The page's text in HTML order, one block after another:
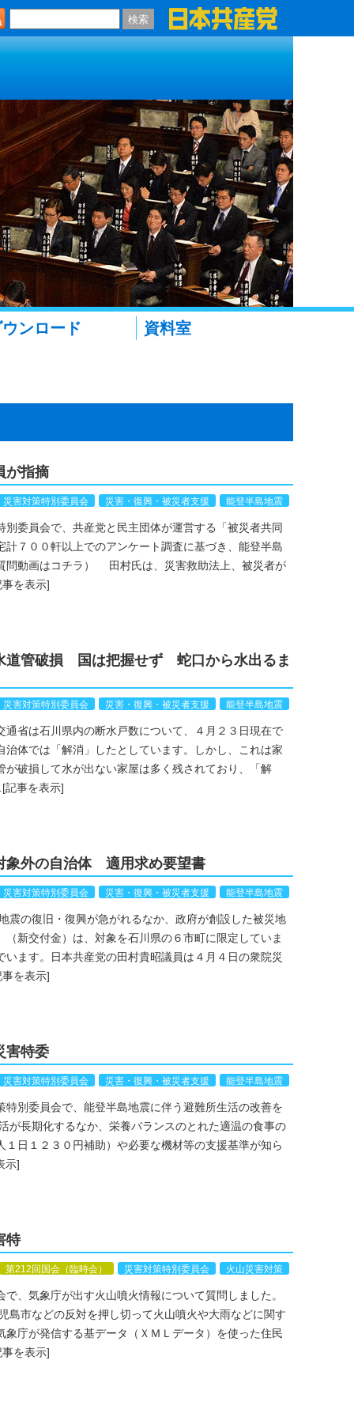
検索
ンロード 資料室
指摘
災害対策特別委員会 災害・復興・被災者支援 能登半島地震
委員会で、共産党と民主団体が運営する「被災者共同
７００軒以上でのアンケート調査に基づき、能登半島
問動画はコチラ） 田村氏は、災害救助法上、被災者が
を表示]
管破損 国は把握せず 蛇口から水出るま
災害対策特別委員会 災害・復興・被災者支援 能登半島地震
省は石川県内の断水戸数について、４月２３日現在で
体では「解消」したとしています。しかし、これは家
破損して水が出ない家屋は多く残されており、「解
[記事を表示]
外の自治体 適用求め要望書
災害対策特別委員会 災害・復興・被災者支援 能登半島地震
の復旧・復興が急がれるなか、政府が創設した被災地
新交付金）は、対象を石川県の６市町に限定していま
ます。日本共産党の田村貴昭議員は４月４日の衆院災
を表示]
特委
災害対策特別委員会 災害・復興・被災者支援 能登半島地震
別委員会で、能登半島地震に伴う避難所生活の改善を
長期化するなか、栄養バランスのとれた適温の食事の
日１２３０円補助）や必要な機材等の支援基準が知ら
示]
特
第212回国会（臨時会） 災害対策特別委員会 火山災害対策
、気象庁が出す火山噴火情報について質問しました。
市などの反対を押し切って火山噴火や大雨などに関す
庁が発信する基データ（ＸＭＬデータ）を使った住民
を表示]